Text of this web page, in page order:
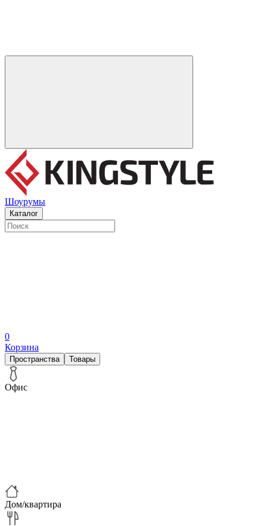
Шоурумы
Каталог
0
Корзина
Пространства Товары
Офис
Дом/квартира